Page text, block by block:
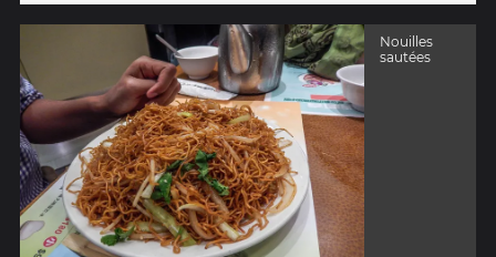
Nouilles
sautées